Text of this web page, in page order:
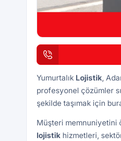
Yumurtalık Lojistik,
profesyonel çözümler
şekilde taşımak için
Müşteri memnuniyetini
lojistikhizmetleri,